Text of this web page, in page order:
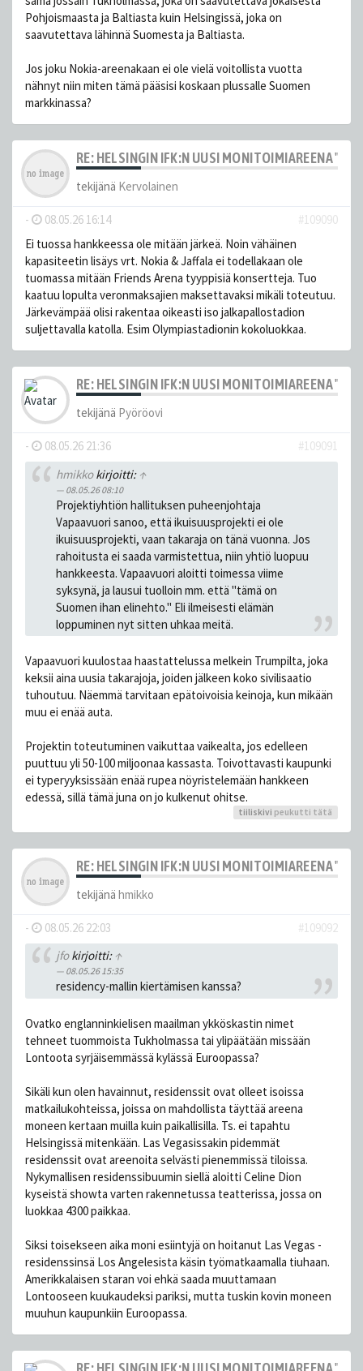
Pohjoismaasta ja Baltiasta kuin Helsingissä, joka on
saavutettava lähinnä Suomesta ja Baltiasta.
Jos joku Nokia-areenakaan ei ole vielä voitollista vuotta
nähnyt niin miten tämä pääsisi koskaan plussalle Suomen
markkinassa?
RE: HELSINGIN IFK:N UUSI MONITOIMIAREENA
tekijänä Kervolainen
- 08.05.26 16:14
#109090
Ei tuossa hankkeessa ole mitään järkeä. Noin vähäinen
kapasiteetin lisäys vrt. Nokia & Jaffala ei todellakaan ole
tuomassa mitään Friends Arena tyyppisiä konsertteja. Tuo
kaatuu lopulta veronmaksajien maksettavaksi mikäli toteutuu.
Järkevämpää olisi rakentaa oikeasti iso jalkapallostadion
suljettavalla katolla. Esim Olympiastadionin kokoluokkaa.
RE: HELSINGIN IFK:N UUSI MONITOIMIAREENA
tekijänä Pyöröovi
- 08.05.26 21:36
#109091
hmikkokirjoitti: ↑
08.05.26 08:10
Projektiyhtiön hallituksen puheenjohtaja
Vapaavuori sanoo, että ikuisuusprojekti ei ole
ikuisuusprojekti, vaan takaraja on tänä vuonna. Jos
rahoitusta ei saada varmistettua, niin yhtiö luopuu
hankkeesta. Vapaavuori aloitti toimessa viime
syksynä, ja lausui tuolloin mm. että "tämä on
Suomen ihan elinehto." Eli ilmeisesti elämän
loppuminen nyt sitten uhkaa meitä.
Vapaavuori kuulostaa haastattelussa melkein Trumpilta, joka
keksii aina uusia takarajoja, joiden jälkeen koko sivilisaatio
tuhoutuu. Näemmä tarvitaan epätoivoisia keinoja, kun mikään
muu ei enää auta.
Projektin toteutuminen vaikuttaa vaikealta, jos edelleen
puuttuu yli 50-100 miljoonaa kassasta. Toivottavasti kaupunki
ei typeryyksissään enää rupea nöyristelemään hankkeen
edessä, sillä tämä juna on jo kulkenut ohitse.
tiiliskivi peukutti tätä
RE: HELSINGIN IFK:N UUSI MONITOIMIAREENA
tekijänä hmikko
- 08.05.26 22:03
#109092
jfokirjoitti: ↑
08.05.26 15:35
residency-mallin kiertämisen kanssa?
Ovatko englanninkielisen maailman ykköskastin nimet
tehneet tuommoista Tukholmassa tai ylipäätään missään
Lontoota syrjäisemmässä kylässä Euroopassa?
Sikäli kun olen havainnut, residenssit ovat olleet isoissa
matkailukohteissa, joissa on mahdollista täyttää areena
moneen kertaan muilla kuin paikallisilla. Ts. ei tapahtu
Helsingissä mitenkään. Las Vegasissakin pidemmät
residenssit ovat areenoita selvästi pienemmissä tiloissa.
Nykymallisen residenssibuumin siellä aloitti Celine Dion
kyseistä showta varten rakennetussa teatterissa, jossa on
luokkaa 4300 paikkaa.
Siksi toisekseen aika moni esiintyjä on hoitanut Las Vegas -
residenssinsä Los Angelesista käsin työmatkaamalla tiuhaan.
Amerikkalaisen staran voi ehkä saada muuttamaan
Lontooseen kuukaudeksi pariksi, mutta tuskin kovin moneen
muuhun kaupunkiin Euroopassa.